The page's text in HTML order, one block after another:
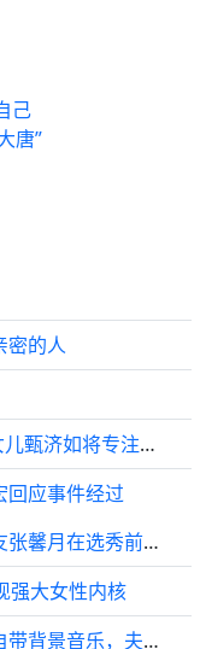
己
唐”
密的人
甄子丹回应无意回TVB拍戏，透露女儿甄济如将专注音乐学习
回应事件经过
偶练选手周锐官宣恋情，透露与女友张馨月在选秀前就在一起
强大女性内核
携妻子亮相发布会，发哥一出场就自带背景音乐，夫妻俩同框气场十足！